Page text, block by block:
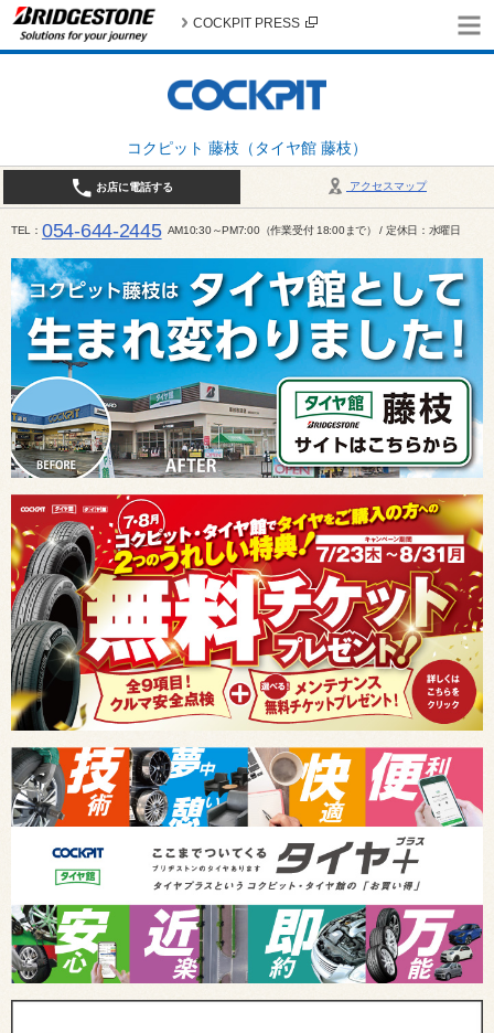
コクピット 藤枝（タイヤ館 藤枝）
COCKPIT PRESS
アクセスマップ
お店に電話する
TEL 054-644-2445 AM10:30～PM7:00（作業受付 18:00まで） / 定休日：水曜日